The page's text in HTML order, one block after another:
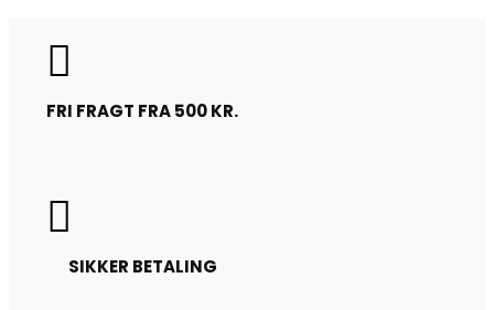

FRI FRAGT FRA 500 KR.

SIKKER BETALING